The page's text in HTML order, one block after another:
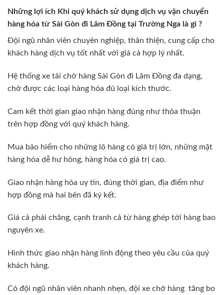
Những lợi ích Khi quý khách sử dụng dịch vụ vận chuyển
hàng hóa từ Sài Gòn đi Lâm Đồng tại Trường Nga là gì ?
Đội ngũ nhân viên chuyên nghiệp, thân thiện, cung cấp cho
khách hàng dịch vụ tốt nhất với giá cả hợp lý nhất.
Hệ thống xe tải chở hàng Sài Gòn đi Lâm Đồng đa dạng,
chở được các loại hàng hóa đủ loại kích thước.
Cam kết thời gian giao nhận hàng đúng như thỏa thuận
trên hợp đồng với quý khách hàng.
Mua bảo hiểm cho những lô hàng có giá trị lớn, những mặt
hàng hóa dễ hư hỏng, hàng hóa có giá trị cao.
Giao nhận hàng hóa uy tín, đúng thời gian, địa điểm như
hợp đồng mà hai bên đã ký kết.
Giá cả phải chăng, cạnh tranh cả từ hàng ghép tới hàng bao
nguyên xe.
Hình thức giao nhận hàng linh động theo yêu cầu của quý
khách hàng.
Có đội ngũ nhân viên nhanh nhẹn, đội xe chở hàng tăng bo